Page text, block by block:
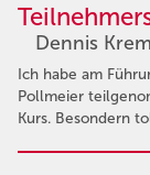
Dennis
Ich habe am
Pollmeier
Kurs. Besondern